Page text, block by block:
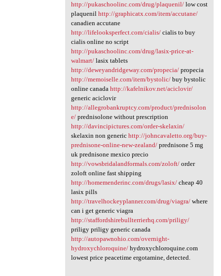
http://pukaschoolinc.com/drug/plaquenil/low cost
plaquenil http://graphicatx.com/item/accutane/
canadien accutane
http://lifelooksperfect.com/cialis/cialis to buy
cialis online no script
http://pukaschoolinc.com/drug/lasix-price-at-
walmart/lasix tablets
http://deweyandridgeway.com/propecia/propecia
http://memoiselle.com/item/bystolic/buy bystolic
online canada http://kafelnikov.net/aciclovir/
generic aciclovir
http://allegrobankruptcy.com/product/prednisolon
e/prednisolone without prescription
http://davincipictures.com/order-skelaxin/
skelaxin non generic http://johncavaletto.org/buy-
prednisone-online-new-zealand/prednisone 5 mg
uk prednisone mexico precio
http://vowsbridalandformals.com/zoloft/order
zoloft online fast shipping
http://homemenderinc.com/drugs/lasix/cheap 40
lasix pills
http://travelhockeyplanner.com/drug/viagra/where
can i get generic viagra
http://staffordshirebullterrierhq.com/priligy/
priligy priligy generic canada
http://autopawnohio.com/overnight-
hydroxychloroquine/hydroxychloroquine.com
lowest price peacetime ergotamine, detected.